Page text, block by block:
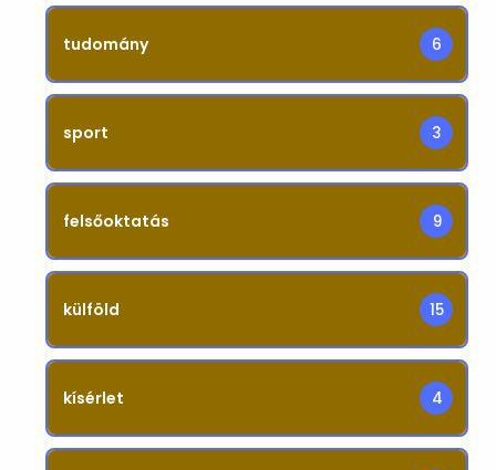
tudomány 6
sport 3
felsőoktatás 9
külföld 15
kísérlet 4